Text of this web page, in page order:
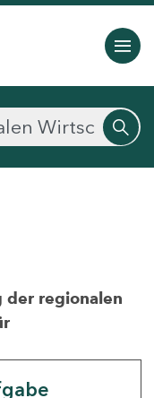
der regionalen